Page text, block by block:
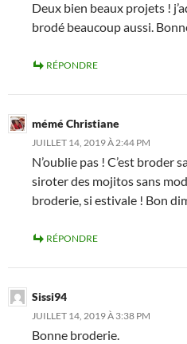
Deux bien beaux projets !
brodé beaucoup aussi.
RÉPONDRE
mémé Christiane
JUILLET 14, 2019 À 2:44 PM
N’oublie pas ! C’est broder
siroter des mojitos sans
broderie, si estivale ! Bon
RÉPONDRE
Sissi94
JUILLET 14, 2019 À 3:38 PM
Bonne broderie.